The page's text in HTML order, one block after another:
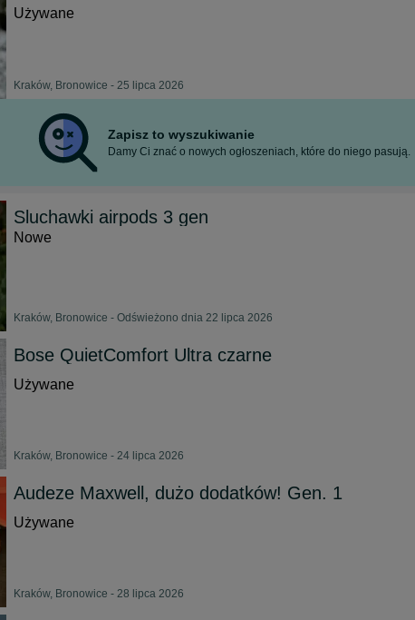
Używane
Kraków, Bronowice - 25 lipca 2026
Zapisz to wyszukiwanie
Damy Ci znać o nowych ogłoszeniach, które do niego pasują.
Sluchawki airpods 3 gen
Nowe
Kraków, Bronowice - Odświeżono dnia 22 lipca 2026
Bose QuietComfort Ultra czarne
Używane
Kraków, Bronowice - 24 lipca 2026
Audeze Maxwell, dużo dodatków! Gen. 1
Używane
Kraków, Bronowice - 28 lipca 2026